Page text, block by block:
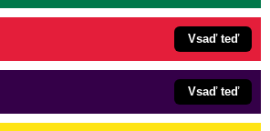
Vsaď teď
Vsaď teď